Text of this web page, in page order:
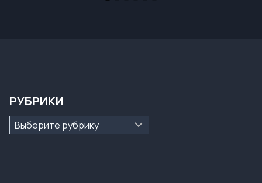
РУБРИКИ
Рубрики